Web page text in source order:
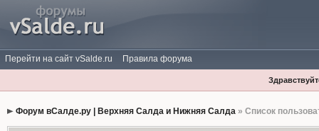
Перейти на сайт vSalde.ru Правила форума
Форум вСалде.ру | Верхняя Салда и Нижняя Салда» Список